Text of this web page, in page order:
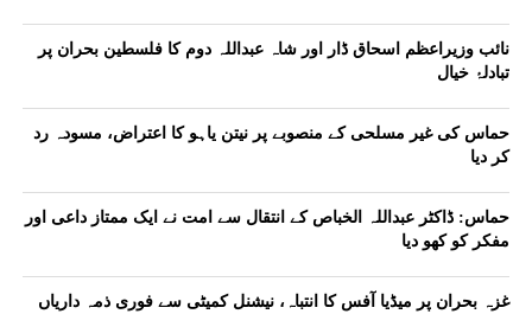
نائب وزیراعظم اسحاق ڈار اور شاہ عبداللہ دوم کا فلسطین بحران پر
تبادلۂ خیال
حماس کی غیر مسلحی کے منصوبے پر نیتن یاہو کا اعتراض، مسودہ رد
کر دیا
حماس: ڈاکٹر عبداللہ الخباص کے انتقال سے امت نے ایک ممتاز داعی اور
مفکر کو کھو دیا
غزہ بحران پر میڈیا آفس کا انتباہ، نیشنل کمیٹی سے فوری ذمہ داریاں